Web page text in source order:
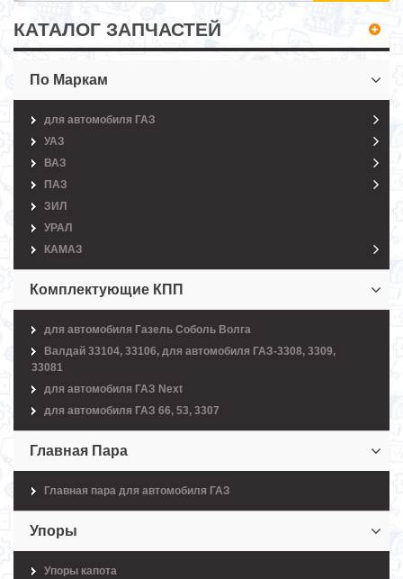
КАТАЛОГ ЗАПЧАСТЕЙ
По Маркам
для автомобиля ГАЗ
УАЗ
ВАЗ
ПАЗ
ЗИЛ
УРАЛ
КАМАЗ
Комплектующие КПП
для автомобиля Газель Соболь Волга
Валдай 33104, 33106, для автомобиля ГАЗ-3308, 3309,
33081
для автомобиля ГАЗ Next
для автомобиля ГАЗ 66, 53, 3307
Главная Пара
Главная пара для автомобиля ГАЗ
Упоры
Упоры капота